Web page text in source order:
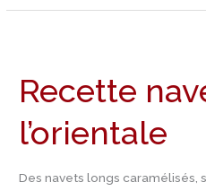
Recette
l’orientale
Des navets longs caramélisés,
confits
à
l’orientale